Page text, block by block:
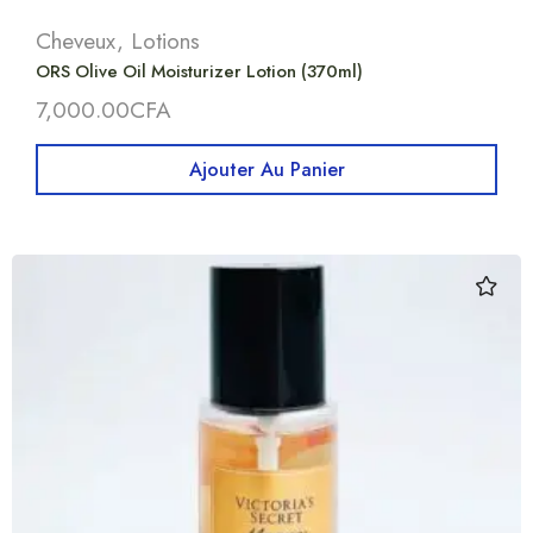
Cheveux, Lotions
ORS Olive Oil Moisturizer Lotion (370ml)
7,000.00CFA
Ajouter Au Panier